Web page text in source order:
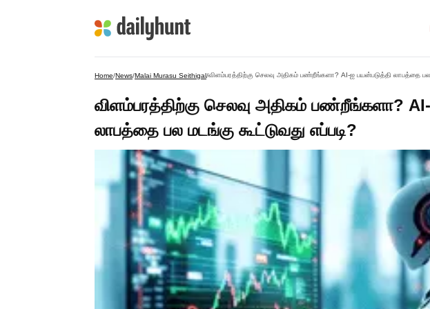
Home/News/Malai Murasu Seithigal/விளம்பரத்திற்கு செலவு அதிகம் பண்றீங்களா? AI-ஐ பயன்படுத்தி லாபத்தை பல
விளம்பரத்திற்கு செலவு அதிகம் பண்றீங்களா?
லாபத்தை பல மடங்கு கூட்டுவது எப்படி?